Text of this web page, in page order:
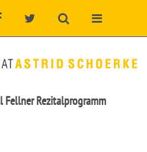
Fellner Rezitalprogramm